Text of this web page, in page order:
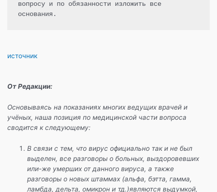
вопросу и по обязанности изложить все
основания.
источник
От Редакции:
Основываясь на показаниях многих ведущих врачей и
учёных, наша позиция по медицинской части вопроса
сводится к следующему:
В связи с тем, что вирус официально так и не был
выделен, все разговоры о больных, выздоровевших
или-же умерших от данного вируса, а также
разговоры о новых штаммах (альфа, бэтта, гамма,
ламбда, дельта, омикрон и тд.)являются выдумкой,